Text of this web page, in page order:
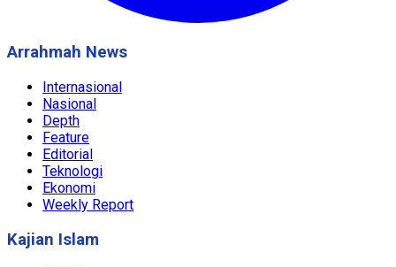
Arrahmah News
Internasional
Nasional
Depth
Feature
Editorial
Teknologi
Ekonomi
Weekly Report
Kajian Islam